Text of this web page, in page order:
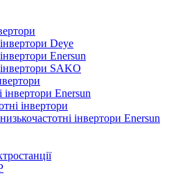
Deye
Enersun
SAKO
Enersun
інвертори
інвертори Enersun